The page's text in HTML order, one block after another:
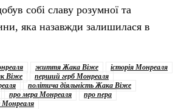
собі славу розумної та
яка назавжди залишилася в
життя Жака Віже
історія Монреаля
Віже
перший герб Монреаля
політича діяльність Жака Віже
про мера Монреаля
про пера
Монреаля